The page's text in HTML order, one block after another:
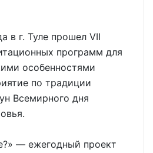
в г. Туле прошел VII
программ для
особенностями
по традиции
Всемирного дня
— ежегодный проект